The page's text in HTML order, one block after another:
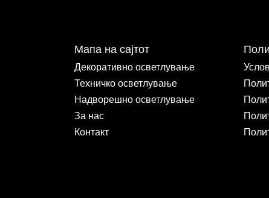
Мапа на сајтот
Декоративно осветлување
Техничко осветлување
Надворешно осветлување
За нас
Контакт